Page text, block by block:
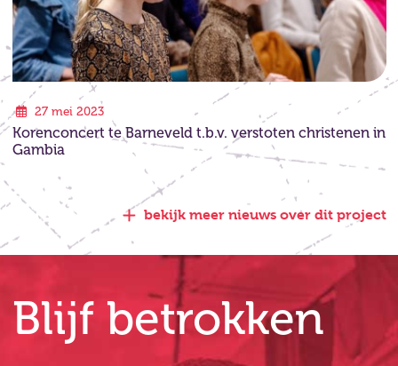
27 mei 2023
Korenconcert te Barneveld t.b.v. verstoten christenen in
Gambia
bekijk meer nieuws over dit project
Blijf betrokken